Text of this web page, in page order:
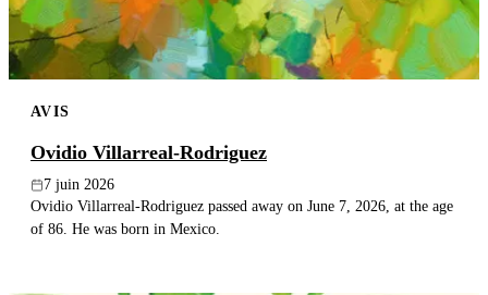
AVIS
Ovidio Villarreal-Rodriguez
7 juin 2026
Ovidio Villarreal-Rodriguez passed away on June 7, 2026, at the age
of 86. He was born in Mexico.